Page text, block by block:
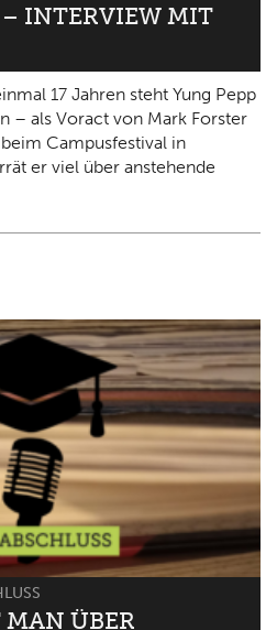
INTERVIEW MIT
17 Jahren steht Yung Pepp
– als Voract von Mark Forster
Campusfestival in
er viel über anstehende
ÜBER